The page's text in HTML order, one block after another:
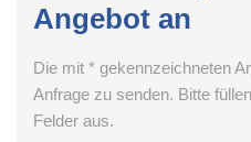
Angebot an
Die mit * gekennzeichneten
Anfrage zu senden. Bitte
Felder aus.